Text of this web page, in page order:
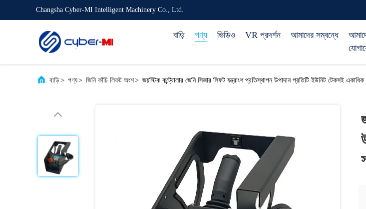
Changsha Cyber-MI Intelligent Machinery Co., Ltd.
বাড়ি পণ্য ভিডিও VR প্রদর্শন আমাদের সম্বন্ধে
বাড়ি> পণ্য> জিনি কাঁচি লিফট অংশ> জয়স্টিক কন্ট্রোলার জেনি সিজার লিফট যন্ত্রাংশ প্রতিস্থাপন উপাদান প্রতিটি ইউনিট টেকসই একাধিক